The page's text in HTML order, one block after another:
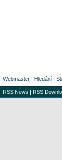
Webmaster | Hledání |
RSS News | RSS